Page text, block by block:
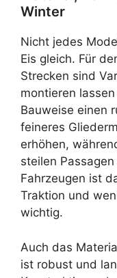
Winter
Nicht jedes
Eis gleich. Für
Strecken sind
montieren
Bauweise einen
feineres
erhöhen,
steilen
Fahrzeugen ist
Traktion und
wichtig.
Auch das
ist robust und